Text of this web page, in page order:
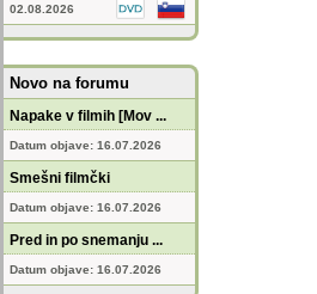
02.08.2026
Novo na forumu
Napake v filmih [Mov ...
Datum objave: 16.07.2026
Smešni filmčki
Datum objave: 16.07.2026
Pred in po snemanju ...
Datum objave: 16.07.2026